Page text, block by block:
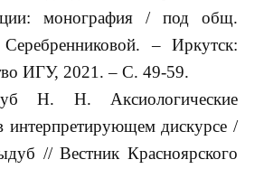
монография / под общ.
– Иркутск:
ИГУ, 2021. – С. 49-59.
Н. Н. Аксиологические
интерпретирующем дискурсе /
// Вестник Красноярского